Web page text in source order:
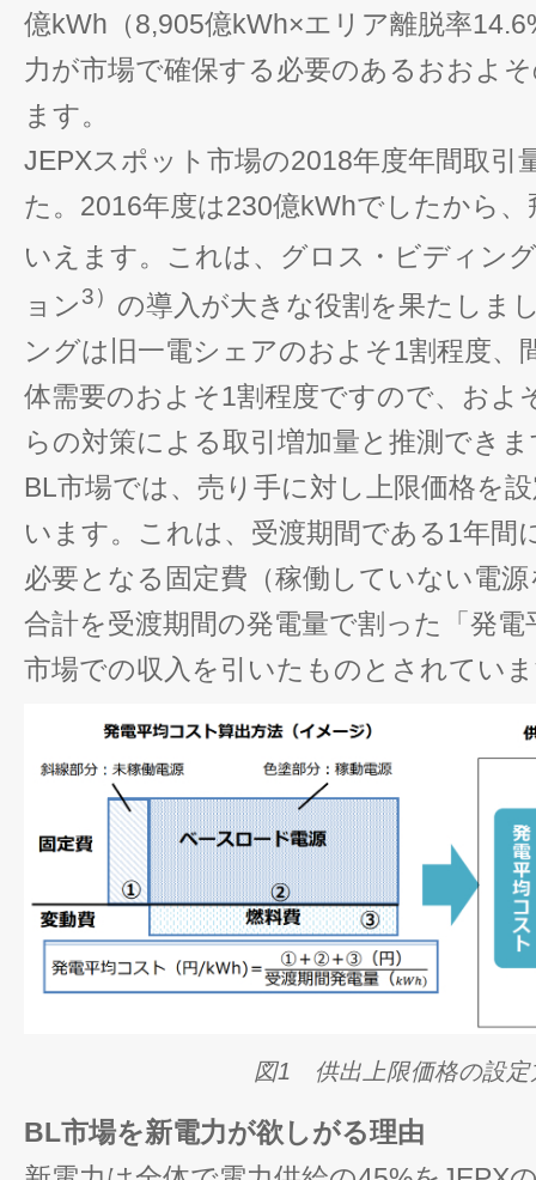
億kWh（8,905億kWh×エリア離脱率
力が市場で確保する必要のあるおおよ
ます。
JEPXスポット市場の2018年度年間取引
た。2016年度は230億kWhでしたから
いえます。これは、グロス・ビディング
ョン3） の導入が大きな役割を果たしま
ングは旧一電シェアのおよそ1割程度、
体需要のおよそ1割程度ですので、およ
らの対策による取引増加量と推測でき
BL市場では、売り手に対し上限価格を
います。これは、受渡期間である1年間
必要となる固定費（稼働していない電
合計を受渡期間の発電量で割った「発
市場での収入を引いたものとされてい
図1 供出上限価格の設定
BL市場を新電力が欲しがる理由